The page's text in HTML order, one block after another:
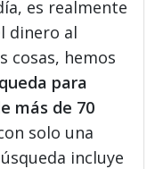
es realmente
dinero al
cosas, hemos
para
más de 70
solo una
incluye